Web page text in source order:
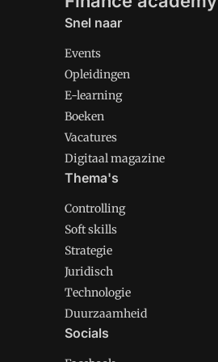
Snel naar
Events
Opleidingen
E-learning
Boeken
Vacatures
Digitaal magazine
Thema's
Controlling
Soft skills
Strategie
Juridisch
Technologie
Duurzaamheid
Socials